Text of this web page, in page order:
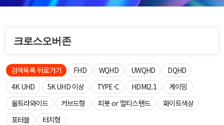
크로스오버존
검색목록 뒤로가기 FHD WQHD UWQHD
DQHD
4K UHD
5K UHD 이상 TYPE-C HDMI2.1
게이밍
울트라와이드
커브드형 피봇 or 멀티스탠드
화이트색상
포터블
터치형